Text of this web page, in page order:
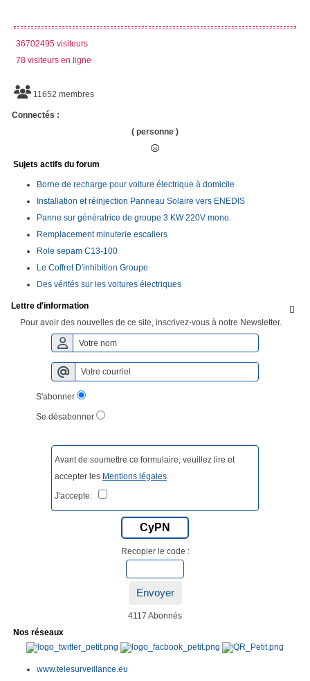
36702495 visiteurs
78 visiteurs en ligne
11652 membres
Connectés :
( personne )
Sujets actifs du forum
Borne de recharge pour voiture électrique à domicile
Installation et réinjection Panneau Solaire vers ENEDIS
Panne sur génératrice de groupe 3 KW 220V mono.
Remplacement minuterie escaliers
Role sepam C13-100
Le Coffret D'inhibition Groupe
Des vérités sur les voitures électriques

Lettre d'information
Pour avoir des nouvelles de ce site, inscrivez-vous à notre Newsletter.
S'abonner
Se désabonner
Avant de soumettre ce formulaire, veuillez lire et
accepter les Mentions légales.
J'accepte:
CyPN
Recopier le code :
Envoyer
4117 Abonnés
Nos réseaux
www.telesurveillance.eu